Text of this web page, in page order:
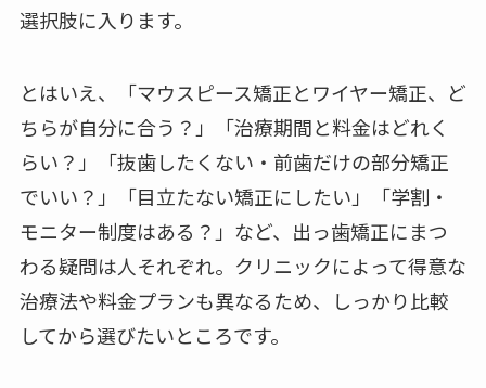
選択肢に入ります。
とはいえ、「マウスピース矯正とワイヤー矯正、ど
ちらが自分に合う？」「治療期間と料金はどれく
らい？」「抜歯したくない・前歯だけの部分矯正
でいい？」「目立たない矯正にしたい」「学割・
モニター制度はある？」など、出っ歯矯正にまつ
わる疑問は人それぞれ。クリニックによって得意な
治療法や料金プランも異なるため、しっかり比較
してから選びたいところです。